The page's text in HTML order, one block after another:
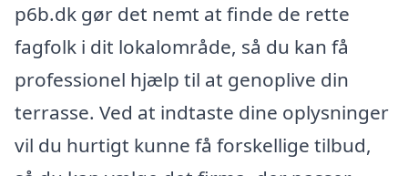
p6b.dk gør det nemt at finde de rette
fagfolk i dit lokalområde, så du kan få
professionel hjælp til at genoplive din
terrasse. Ved at indtaste dine oplysninger
vil du hurtigt kunne få forskellige tilbud,